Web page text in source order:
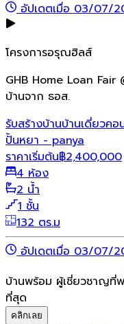
อัปเดตเมื่อ 03/07/
โครงการอรุณฮิลส์
GHB Home Loan Fair
บ้านจาก ธอส.
รับสร้างบ้านบ้านเดี่ยวคอ
ปั้นหยา - panya
ราคาเริ่มต้น฿2,400,000
4 ห้อง
2 น้ำ
1 ชั้น
132 ตร.ม
อัปเดตเมื่อ 03/07/
บ้านพร้อม ผู้เชี่ยวชาญที่
ที่สุด
คลิกเลย